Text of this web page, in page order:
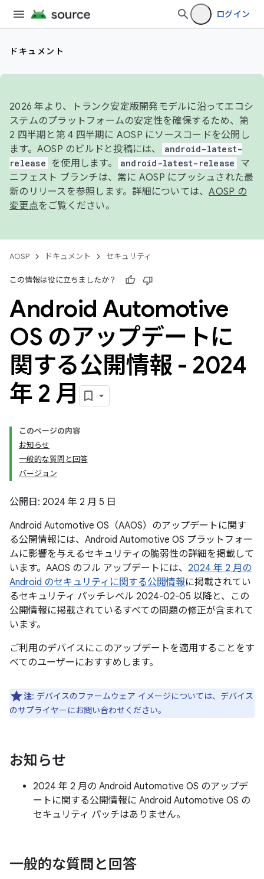
ログイン
ドキュメント
2026 年より、トランク安定版開発モデルに沿ってエコシ
ステムのプラットフォームの安定性を確保するため、第
2 四半期と第 4 四半期に AOSP にソースコードを公開し
ます。AOSP のビルドと投稿には、
android-latest-
release
を使用します。 android-latest-release
マ
ニフェスト ブランチは、常に AOSP にプッシュされた最
新のリリースを参照します。詳細については、AOSP の
変更点をご覧ください。
AOSP ドキュメント セキュリティ
この情報は役に立ちましたか？
Android Automotive
OS のアップデートに
関する公開情報 - 2024
年 2 月
このページの内容
お知らせ
一般的な質問と回答
バージョン
公開日: 2024 年 2 月 5 日
Android Automotive OS（AAOS）のアップデートに関す
る公開情報には、Android Automotive OS プラットフォー
ムに影響を与えるセキュリティの脆弱性の詳細を掲載して
います。AAOS のフル アップデートには、 2024 年 2 月の
Android のセキュリティに関する公開情報に掲載されてい
るセキュリティ パッチレベル 2024-02-05 以降と、この
公開情報に掲載されているすべての問題の修正が含まれて
います。
ご利用のデバイスにこのアップデートを適用することをす
べてのユーザーにおすすめします。
注: デバイスのファームウェア イメージについては、デバイス
のサプライヤーにお問い合わせください。
お知らせ
2024 年 2 月の Android Automotive OS のアップデ
ートに関する公開情報に Android Automotive OS の
セキュリティ パッチはありません。
一般的な質問と回答